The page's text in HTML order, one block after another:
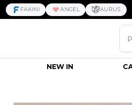
FAKINI ANGEL AURUS
NEW IN